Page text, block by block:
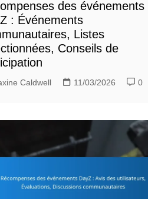
des événements
: Événements
Listes
Conseils de
Caldwell 11/03/2026 0